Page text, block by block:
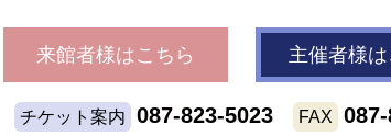
来館者様はこちら 主催者様
チケット案内 087-823-5023 FAX